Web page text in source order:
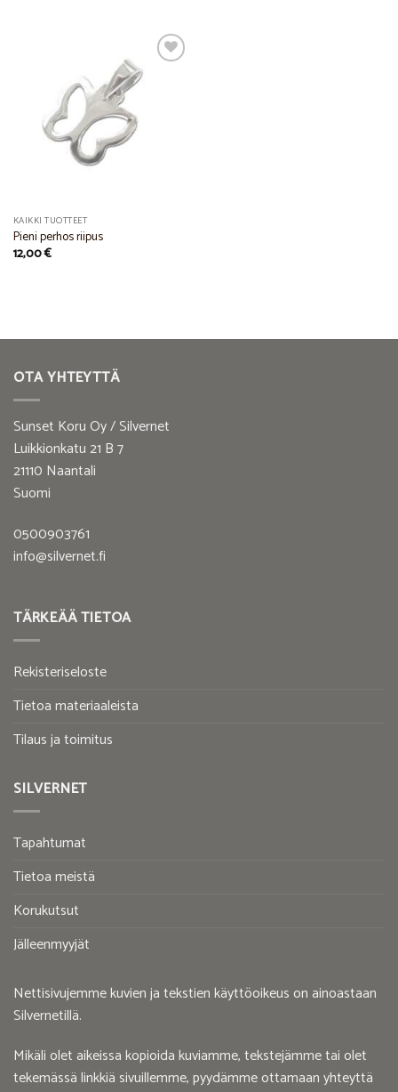
KAIKKI TUOTTEET
Pieni perhos riipus
12,00€
OTA YHTEYTTÄ
Sunset Koru Oy / Silvernet
Luikkionkatu 21 B 7
21110 Naantali
Suomi
0500903761
info@silvernet.fi
TÄRKEÄÄ TIETOA
Rekisteriseloste
Tietoa materiaaleista
Tilaus ja toimitus
SILVERNET
Tapahtumat
Tietoa meistä
Korukutsut
Jälleenmyyjät
Nettisivujemme kuvien ja tekstien käyttöoikeus on ainoastaan
Silvernetillä.
Mikäli olet aikeissa kopioida kuviamme, tekstejämme tai olet
tekemässä linkkiä sivuillemme, pyydämme ottamaan yhteyttä